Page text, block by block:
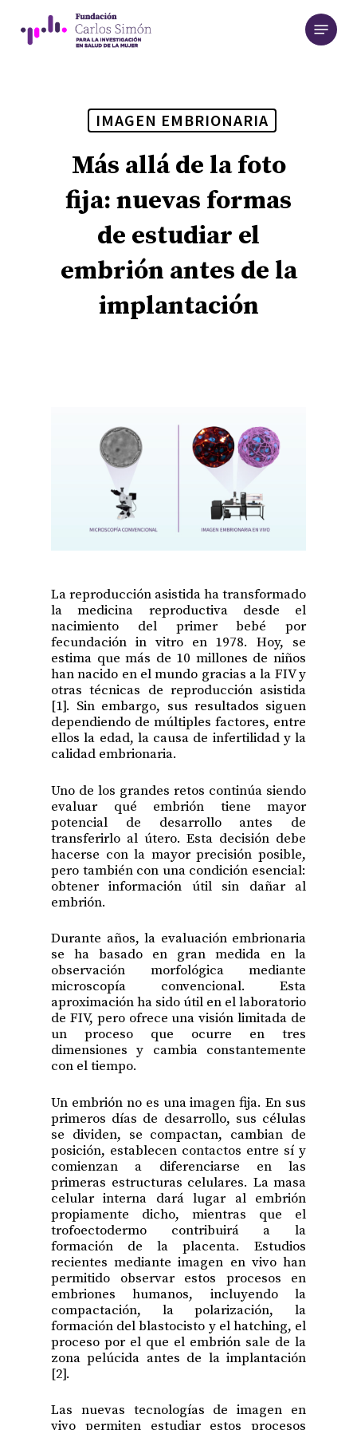
Menu
IMAGEN EMBRIONARIA
Más allá de la foto
fija: nuevas formas
de estudiar el
embrión antes de la
implantación
La reproducción asistida ha transformado
la medicina reproductiva desde el
nacimiento del primer bebé por
fecundación in vitro en 1978. Hoy, se
estima que más de 10 millones de niños
han nacido en el mundo gracias a la FIV y
otras técnicas de reproducción asistida
[1]. Sin embargo, sus resultados siguen
dependiendo de múltiples factores, entre
ellos la edad, la causa de infertilidad y la
calidad embrionaria.
Uno de los grandes retos continúa siendo
evaluar qué embrión tiene mayor
potencial de desarrollo antes de
transferirlo al útero. Esta decisión debe
hacerse con la mayor precisión posible,
pero también con una condición esencial:
obtener información útil sin dañar al
embrión.
Durante años, la evaluación embrionaria
se ha basado en gran medida en la
observación morfológica mediante
microscopía convencional. Esta
aproximación ha sido útil en el laboratorio
de FIV, pero ofrece una visión limitada de
un proceso que ocurre en tres
dimensiones y cambia constantemente
con el tiempo.
Un embrión no es una imagen fija. En sus
primeros días de desarrollo, sus células
se dividen, se compactan, cambian de
posición, establecen contactos entre sí y
comienzan a diferenciarse en las
primeras estructuras celulares. La masa
celular interna dará lugar al embrión
propiamente dicho, mientras que el
trofoectodermo contribuirá a la
formación de la placenta. Estudios
recientes mediante imagen en vivo han
permitido observar estos procesos en
embriones humanos, incluyendo la
compactación, la polarización, la
formación del blastocisto y el hatching, el
proceso por el que el embrión sale de la
zona pelúcida antes de la implantación
[2].
Las nuevas tecnologías de imagen en
vivo permiten estudiar estos procesos